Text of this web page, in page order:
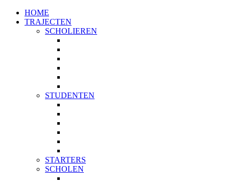
HOME
TRAJECTEN
SCHOLIEREN
STUDENTEN
STARTERS
SCHOLEN